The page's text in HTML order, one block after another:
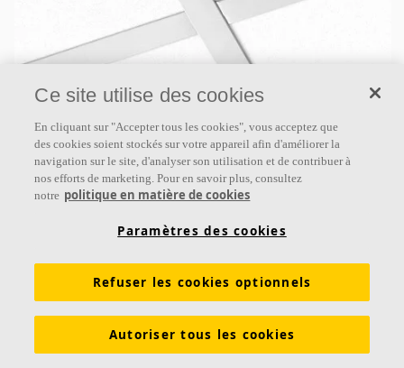
Ecophon Master™ A
Ecophon Master™ A se pose sur une ossature
apparente. Chaque dalle est facilement démontable.
Convient aux bureaux en open space et autres
Disponible en grands formats et facile à démonter
Ce site utilise des cookies
En cliquant sur "Accepter tous les cookies", vous acceptez que
des cookies soient stockés sur votre appareil afin d'améliorer la
navigation sur le site, d'analyser son utilisation et de contribuer à
nos efforts de marketing. Pour en savoir plus, consultez
notre politique en matière de cookies
Paramètres des cookies
Refuser les cookies optionnels
Autoriser tous les cookies